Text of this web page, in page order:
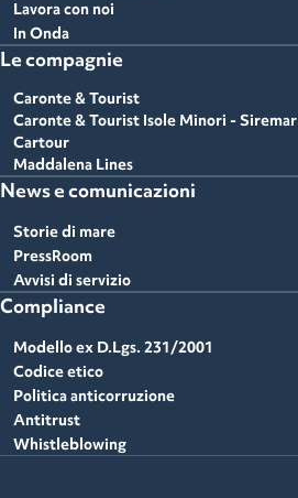
Lavora con noi
In Onda
Le compagnie
Caronte & Tourist
Caronte & Tourist Isole Minori - Siremar
Cartour
Maddalena Lines
News e comunicazioni
Storie di mare
PressRoom
Avvisi di servizio
Compliance
Modello ex D.Lgs. 231/2001
Codice etico
Politica anticorruzione
Antitrust
Whistleblowing